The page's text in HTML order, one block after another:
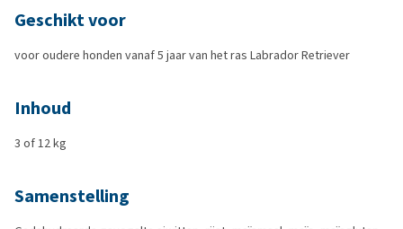
Geschikt voor
voor oudere honden vanaf 5 jaar van het ras Labrador Retriever
Inhoud
3 of 12 kg
Samenstelling